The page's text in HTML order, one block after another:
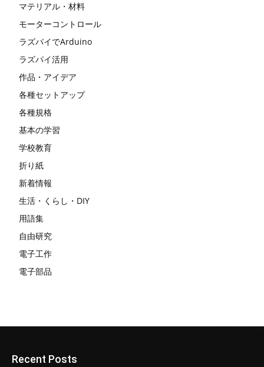
マテリアル・材料
モーターコントロール
ラズパイでArduino
ラズパイ活用
作品・アイデア
各種セットアップ
各種規格
基本の学習
学校教育
折り紙
新着情報
生活・くらし・DIY
用語集
自由研究
電子工作
電子部品
Recent Posts